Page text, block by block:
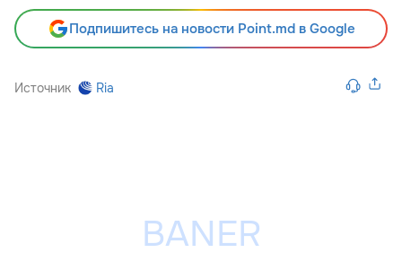
Подпишитесь на новости Point.md в Google
Источник Ria